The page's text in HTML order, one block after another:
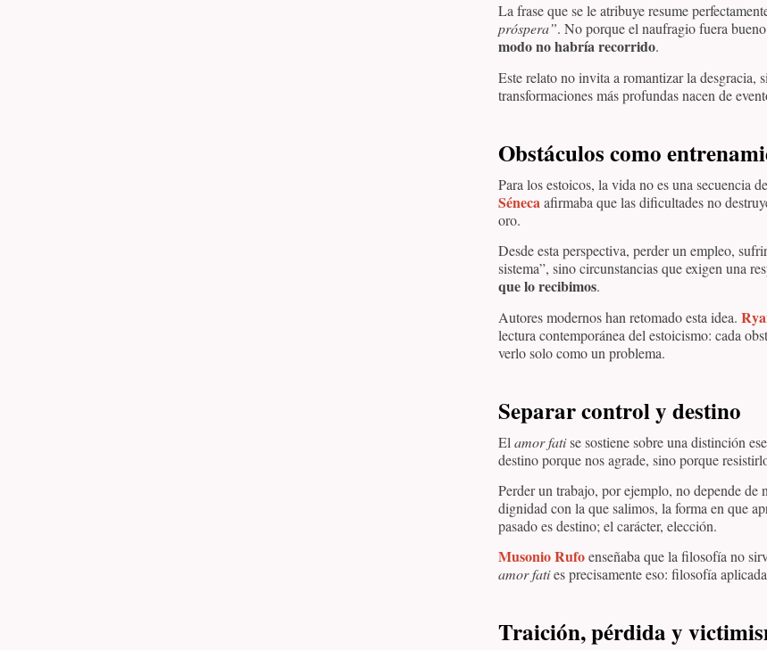
La frase que se le atribuye resume
próspera”. No porque el naufragio fuera
modo no habría recorrido.
Este relato no invita a romantizar la desgracia,
transformaciones más profundas nacen de
Obstáculos como
Para los estoicos, la vida no es una secuencia
Sénecaafirmaba que las dificultades no
oro.
Desde esta perspectiva, perder un empleo,
sistema”, sino circunstancias que exigen una
que lo recibimos.
Autores modernos han retomado esta idea.
lectura contemporánea del estoicismo: cada
verlo solo como un problema.
Separar control y destino
El amor fatise sostiene sobre una distinción
destino porque nos agrade, sino porque
Perder un trabajo, por ejemplo, no depende de
dignidad con la que salimos, la forma en que
pasado es destino; el carácter, elección.
Musonio Rufoenseñaba que la filosofía no
amor faties precisamente eso: filosofía
Traición, pérdida y